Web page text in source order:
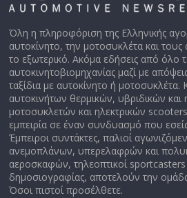
Όλη η πληροφόριση της Ελληνικής
αυτοκίνητο, την μοτοσυκλέτα και
το εξωτερικό. Ακόμα εδήσεις από όλο
αυτοκινητοβιομηχανίας μαζί με
ταξίδια με αυτοκίνητο ή μοτοσυκλέτα.
αυτοκινήτων θερμικών, υβριδικών και
μοτοσυκλετών και ηλεκτρικών
εμπειρία σε έναν συνδυασμό που
Έμπειροι συντάκτες, παλιοί
ανεμοπλάνων, υπερελαφρών και
αεροσκαφών, τηλεοπτικοί sportcasters
δημοσιογραφίας, αποτελούν την
Όσοι πιστοί προσέλθετε.